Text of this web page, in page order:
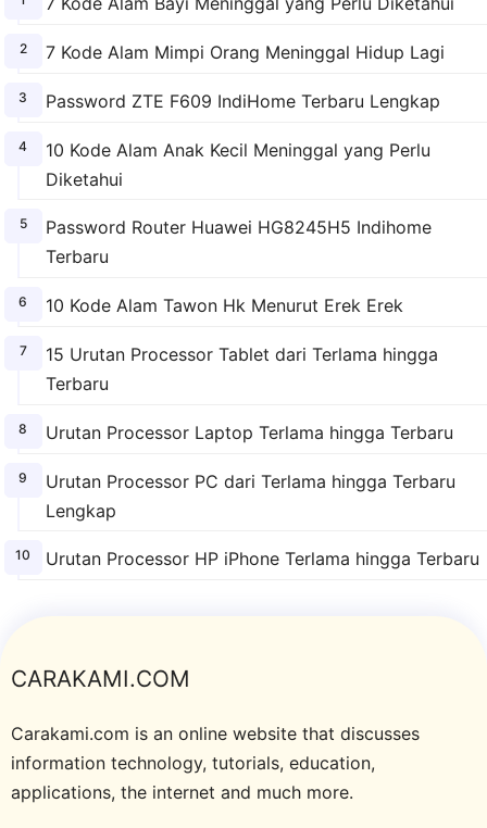
7 Kode Alam Mimpi Orang Meninggal Hidup Lagi
Password ZTE F609 IndiHome Terbaru Lengkap
10 Kode Alam Anak Kecil Meninggal yang Perlu
Diketahui
Password Router Huawei HG8245H5 Indihome
Terbaru
10 Kode Alam Tawon Hk Menurut Erek Erek
15 Urutan Processor Tablet dari Terlama hingga
Terbaru
Urutan Processor Laptop Terlama hingga Terbaru
Urutan Processor PC dari Terlama hingga Terbaru
Lengkap
Urutan Processor HP iPhone Terlama hingga Terbaru
CARAKAMI.COM
Carakami.com is an online website that discusses
information technology, tutorials, education,
applications, the internet and much more.